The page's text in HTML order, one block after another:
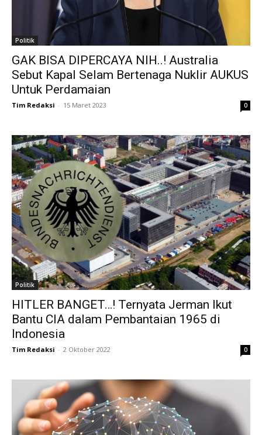
Politik
GAK BISA DIPERCAYA NIH..! Australia
Sebut Kapal Selam Bertenaga Nuklir AUKUS
Untuk Perdamaian
Tim Redaksi - 15 Maret 2023 0
Politik
HITLER BANGET…! Ternyata Jerman Ikut
Bantu CIA dalam Pembantaian 1965 di
Indonesia
Tim Redaksi - 2 Oktober 2022 0